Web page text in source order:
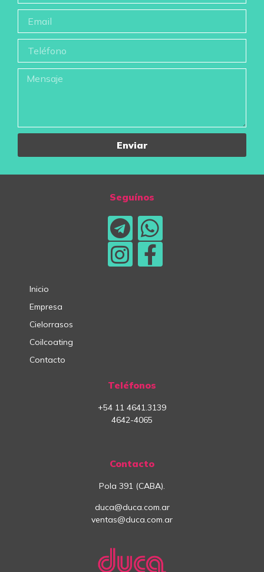
Enviar
Contacto
Pola 391 (CABA).
duca@duca.com.ar
ventas@duca.com.ar
Teléfonos
+54 11 4641.3139
4642-4065
Inicio
Empresa
Cielorrasos
Coilcoating
Contacto
Seguínos